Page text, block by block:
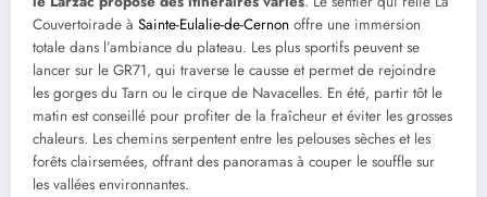
Couvertoirade à Sainte-Eulalie-de-Cernon offre une immersion
totale dans l’ambiance du plateau. Les plus sportifs peuvent se
lancer sur le GR71, qui traverse le causse et permet de rejoindre
les gorges du Tarn ou le cirque de Navacelles. En été, partir tôt le
matin est conseillé pour profiter de la fraîcheur et éviter les grosses
chaleurs. Les chemins serpentent entre les pelouses sèches et les
forêts clairsemées, offrant des panoramas à couper le souffle sur
les vallées environnantes.